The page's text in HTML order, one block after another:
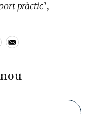
pràctic",